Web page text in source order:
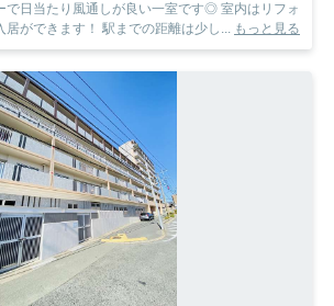
で日当たり風通しが良い一室です◎ 室内はリフォ
居ができます！ 駅までの距離は少し... もっと見る